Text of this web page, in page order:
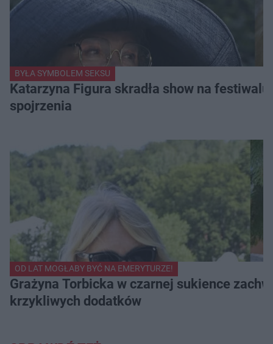
BYŁA SYMBOLEM SEKSU
Katarzyna Figura skradła show na
spojrzenia
OD LAT MOGŁABY BYĆ NA EMERYTURZE!
Grażyna Torbicka w czarnej sukience
krzykliwych dodatków